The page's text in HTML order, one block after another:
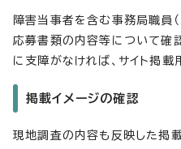
障害当事者を含む事務局職員
応募書類の内容等について確
に支障がなければ、サイト掲載
掲載イメージの確認
現地調査の内容も反映した掲